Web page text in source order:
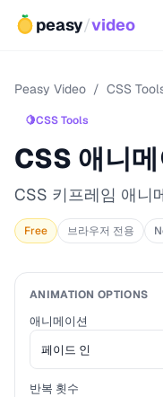
peasy/video
Peasy Video / CSS
🍋CSS Tools
CSS 애니
CSS 키프레임 애니
Free 브라우저 전용
ANIMATION OPTIONS
애니메이션
반복 횟수